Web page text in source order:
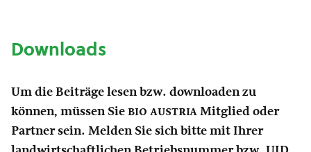
Downloads
Um die Beiträge lesen bzw. downloaden zu
können, müssen Sie bio austria Mitglied oder
Partner sein. Melden Sie sich bitte mit Ihrer